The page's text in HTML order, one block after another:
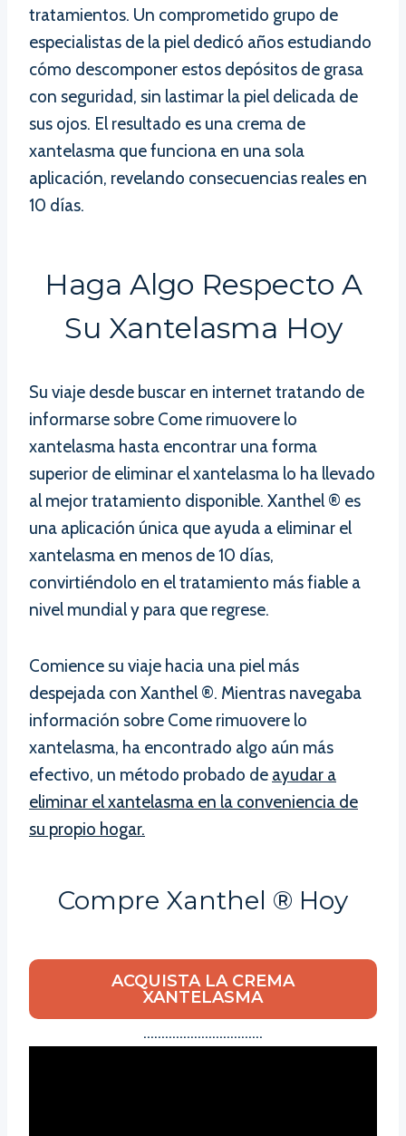
tratamientos. Un comprometido grupo de
especialistas de la piel dedicó años estudiando
cómo descomponer estos depósitos de grasa
con seguridad, sin lastimar la piel delicada de
sus ojos. El resultado es una crema de
xantelasma que funciona en una sola
aplicación, revelando consecuencias reales en
10 días.
Haga Algo Respecto A
Su Xantelasma Hoy
Su viaje desde buscar en internet tratando de
informarse sobre Come rimuovere lo
xantelasma hasta encontrar una forma
superior de eliminar el xantelasma lo ha llevado
al mejor tratamiento disponible. Xanthel ® es
una aplicación única que ayuda a eliminar el
xantelasma en menos de 10 días,
convirtiéndolo en el tratamiento más fiable a
nivel mundial y para que regrese.
Comience su viaje hacia una piel más
despejada con Xanthel ®. Mientras navegaba
información sobre Come rimuovere lo
xantelasma, ha encontrado algo aún más
efectivo, un método probado de ayudar a
eliminar el xantelasma en la conveniencia de
su propio hogar.
Compre Xanthel ® Hoy
ACQUISTA LA CREMA
XANTELASMA
……………………………